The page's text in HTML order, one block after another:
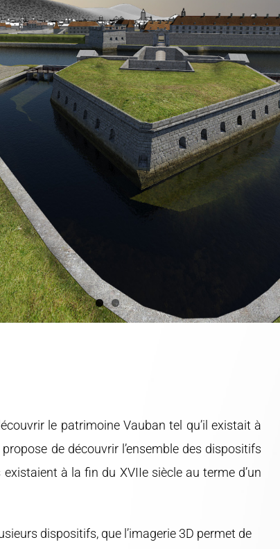
le patrimoine Vauban tel qu’il existait à
de découvrir l’ensemble des dispositifs
à la fin du XVIIe siècle au terme d’un
dispositifs, que l’imagerie 3D permet de